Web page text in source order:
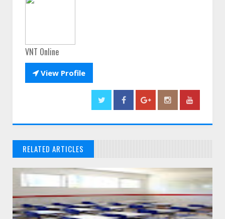
VNT Online
View Profile
RELATED ARTICLES
// THATS WHAT YOU MIGHT BE LOOKING FOR